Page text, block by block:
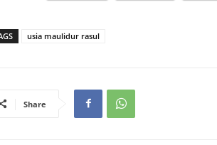
usia maulidur rasul
Share